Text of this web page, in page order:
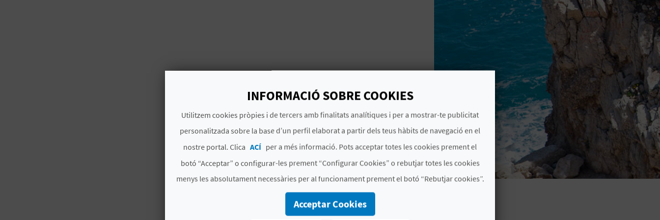
INFORMACIÓ SOBRE COOKIES
Utilitzem cookies pròpies i de tercers amb finalitats analítiques i per a mostrar-te publicitat
personalitzada sobre la base d’un perfil elaborat a partir dels teus hàbits de navegació en el
nostre portal. Clica ACÍ per a més informació. Pots acceptar totes les cookies prement el
botó “Acceptar” o configurar-les prement “Configurar Cookies” o rebutjar totes les cookies
menys les absolutament necessàries per al funcionament prement el botó “Rebutjar cookies”.
Acceptar Cookies